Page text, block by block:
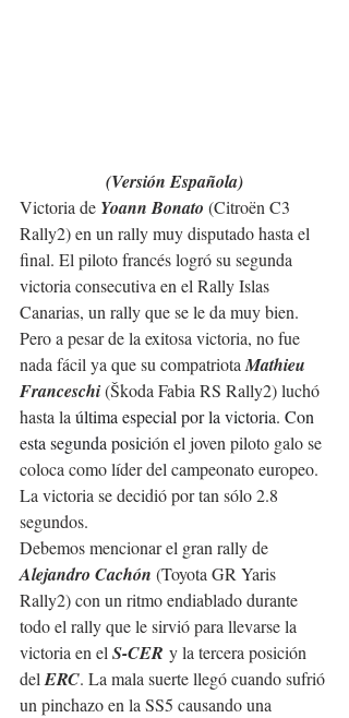
(Versión Española)
Victoria de Yoann Bonato (Citroën C3
Rally2) en un rally muy disputado hasta el
final. El piloto francés logró su segunda
victoria consecutiva en el Rally Islas
Canarias, un rally que se le da muy bien.
Pero a pesar de la exitosa victoria, no fue
nada fácil ya que su compatriota Mathieu
Franceschi (Škoda Fabia RS Rally2) luchó
hasta la última especial por la victoria. Con
esta segunda posición el joven piloto galo se
coloca como líder del campeonato europeo.
La victoria se decidió por tan sólo 2.8
segundos.
Debemos mencionar el gran rally de
Alejandro Cachón (Toyota GR Yaris
Rally2) con un ritmo endiablado durante
todo el rally que le sirvió para llevarse la
victoria en el S-CER y la tercera posición
del ERC. La mala suerte llegó cuando sufrió
un pinchazo en la SS5 causando una